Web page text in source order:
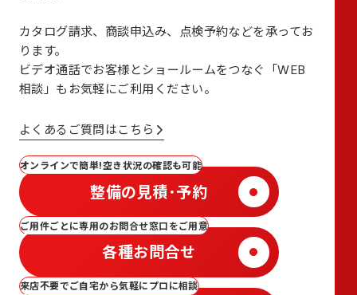
カタログ請求、商談申込み、点検予約などを承ってお
ります。
ビデオ通話でお客様とショールームをつなぐ
「WEB
相談」も お気軽にご利用ください。
よくあるご質問はこちら
オンラインで簡単!空き状況の確認も可能
整備の見積･予約
ご用件ごとに専用のお問合せ窓口をご用意
各種お問合せ
来店不要でご自宅から気軽にプロに相談